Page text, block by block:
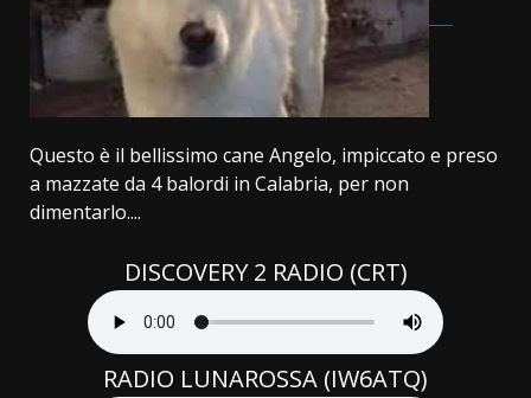
Questo è il bellissimo cane Angelo, impiccato e preso
a mazzate da 4 balordi in Calabria, per non
dimentarlo....
DISCOVERY 2 RADIO (CRT)
RADIO LUNAROSSA (IW6ATQ)